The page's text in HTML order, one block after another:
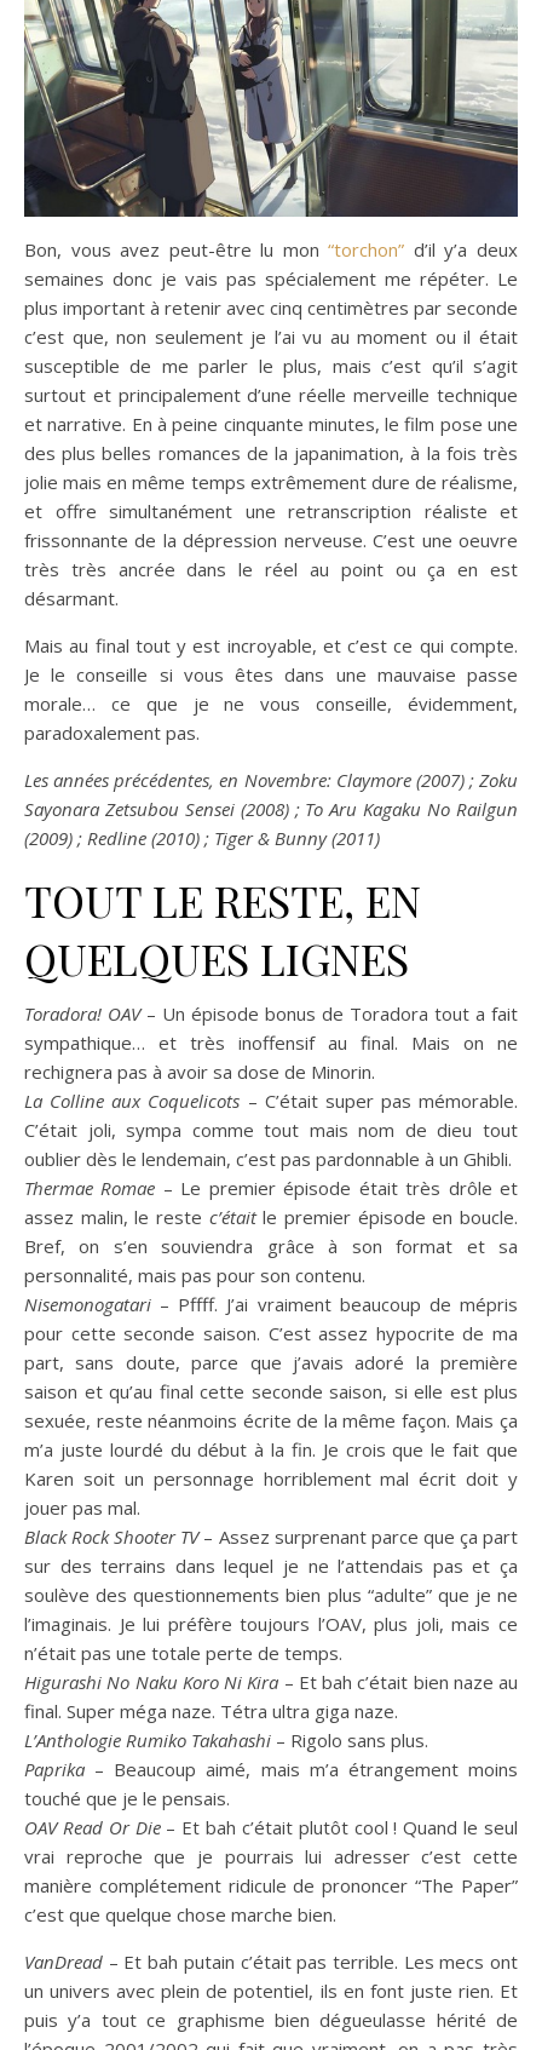
Bon, vous avez peut-être lu mon“torchon” d’il y’a deux
semaines donc je vais pas spécialement me répéter. Le
plus important à retenir avec cinq centimètres par seconde
c’est que, non seulement je l’ai vu au moment ou il était
susceptible de me parler le plus, mais c’est qu’il s’agit
surtout et principalement d’une réelle merveille technique
et narrative. En à peine cinquante minutes, le film pose une
des plus belles romances de la japanimation, à la fois très
jolie mais en même temps extrêmement dure de réalisme,
et offre simultanément une retranscription réaliste et
frissonnante de la dépression nerveuse. C’est une oeuvre
très très ancrée dans le réel au point ou ça en est
désarmant.
Mais au final tout y est incroyable, et c’est ce qui compte.
Je le conseille si vous êtes dans une mauvaise passe
morale… ce que je ne vous conseille, évidemment,
paradoxalement pas.
Les années précédentes, en Novembre: Claymore (2007) ; Zoku
Sayonara Zetsubou Sensei (2008) ; To Aru Kagaku No Railgun
(2009) ; Redline (2010) ; Tiger & Bunny (2011)
TOUT LE RESTE, EN
QUELQUES LIGNES
Toradora! OAV– Un épisode bonus de Toradora tout a fait
sympathique… et très inoffensif au final. Mais on ne
rechignera pas à avoir sa dose de Minorin.
La Colline aux Coquelicots – C’était super pas mémorable.
C’était joli, sympa comme tout mais nom de dieu tout
oublier dès le lendemain, c’est pas pardonnable à un Ghibli.
Thermae Romae – Le premier épisode était très drôle et
assez malin, le reste c’étaitle premier épisode en boucle.
Bref, on s’en souviendra grâce à son format et sa
personnalité, mais pas pour son contenu.
Nisemonogatari – Pffff. J’ai vraiment beaucoup de mépris
pour cette seconde saison. C’est assez hypocrite de ma
part, sans doute, parce que j’avais adoré la première
saison et qu’au final cette seconde saison, si elle est plus
sexuée, reste néanmoins écrite de la même façon. Mais ça
m’a juste lourdé du début à la fin. Je crois que le fait que
Karen soit un personnage horriblement mal écrit doit y
jouer pas mal.
Black Rock Shooter TV– Assez surprenant parce que ça part
sur des terrains dans lequel je ne l’attendais pas et ça
soulève des questionnements bien plus “adulte” que je ne
l’imaginais. Je lui préfère toujours l’OAV, plus joli, mais ce
n’était pas une totale perte de temps.
Higurashi No Naku Koro Ni Kira – Et bah c’était bien naze au
final. Super méga naze. Tétra ultra giga naze.
L’Anthologie Rumiko Takahashi – Rigolo sans plus.
Paprika – Beaucoup aimé, mais m’a étrangement moins
touché que je le pensais.
OAV Read Or Die– Et bah c’était plutôt cool ! Quand le seul
vrai reproche que je pourrais lui adresser c’est cette
manière complétement ridicule de prononcer “The Paper”
c’est que quelque chose marche bien.
VanDread – Et bah putain c’était pas terrible. Les mecs ont
un univers avec plein de potentiel, ils en font juste rien. Et
puis y’a tout ce graphisme bien dégueulasse hérité de